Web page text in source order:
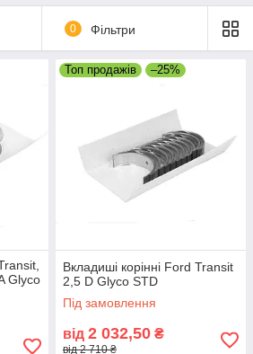
групи kolbenschmidt, Mahle, King, NPR
перший ремонт, другий ремонт,
без замків, вкладиші Sputter в
0 Фільтри
Glyco
Топ продажів –25%
Вкладиші корінні Ford Transit
2,5 D Glyco STD
Під замовлення
від 2 032,50 ₴
від 2 710 ₴